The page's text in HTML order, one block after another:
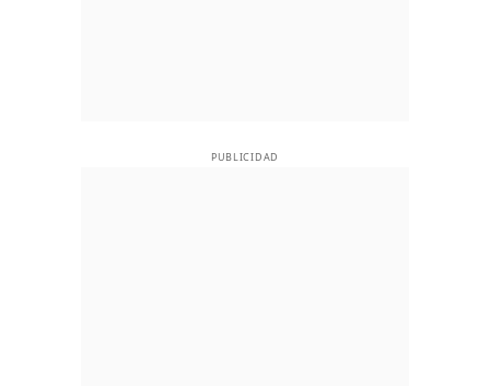
PUBLICIDAD